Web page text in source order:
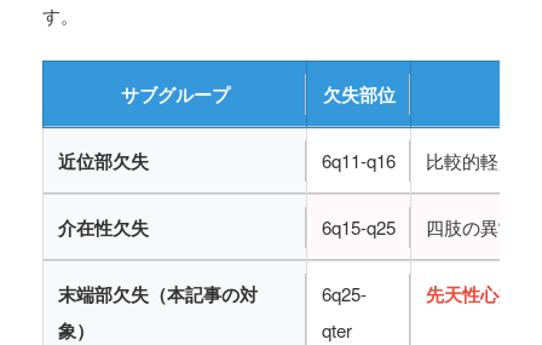
す。
サブグループ 欠失部位
近位部欠失 6q11-q16 比較的軽度の
介在性欠失 6q15-q25 四肢の異常
末端部欠失（本記事の対
象）
6q25-
qter
先天性心疾患